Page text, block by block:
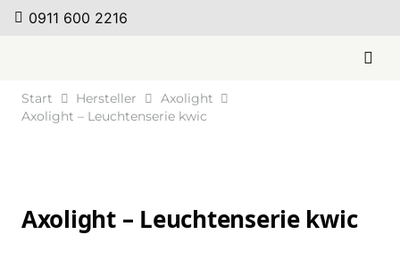
0911 600 2216
Start Hersteller
Axolight
Axolight – Leuchtenserie kwic
Axolight – Leuchtenserie kwic